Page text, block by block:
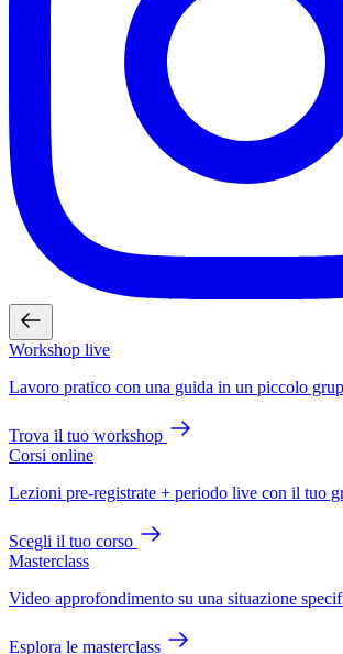
Workshop live
Lavoro pratico con una guida in un piccolo
Trova il tuo workshop
Corsi online
Lezioni pre-registrate + periodo live con il tuo
Scegli il tuo corso
Masterclass
Video approfondimento su una situazione
Esplora le masterclass